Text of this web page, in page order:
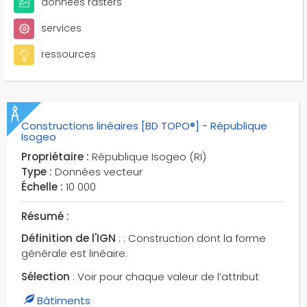
services
ressources
Constructions linéaires [BD TOPO®] - République
Isogeo
Propriétaire : République Isogeo (RI)
Type : Données vecteur
Échelle : 10 000
Résumé :
Définition de l'IGN : : Construction dont la forme
générale est linéaire.
Sélection : Voir pour chaque valeur de l’attribut
Bâtiments